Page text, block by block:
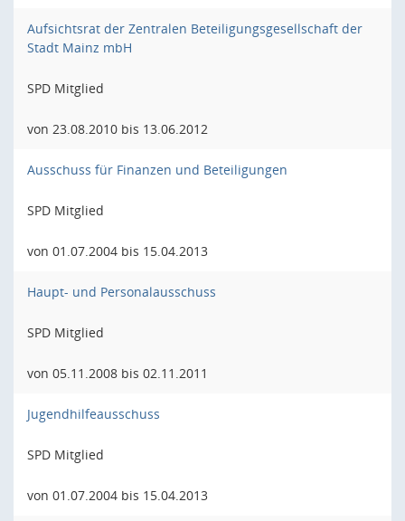
Aufsichtsrat der Zentralen Beteiligungsgesellschaft der
Stadt Mainz mbH
SPD Mitglied
von 23.08.2010 bis 13.06.2012
Ausschuss für Finanzen und Beteiligungen
SPD Mitglied
von 01.07.2004 bis 15.04.2013
Haupt- und Personalausschuss
SPD Mitglied
von 05.11.2008 bis 02.11.2011
Jugendhilfeausschuss
SPD Mitglied
von 01.07.2004 bis 15.04.2013